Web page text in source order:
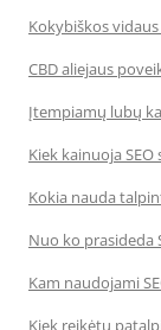
Kokybiškos
CBD aliejaus
Įtempiamų lubų
Kiek kainuoja
Kokia nauda
Nuo ko prasideda
Kam naudojami
Kiek reikėtų